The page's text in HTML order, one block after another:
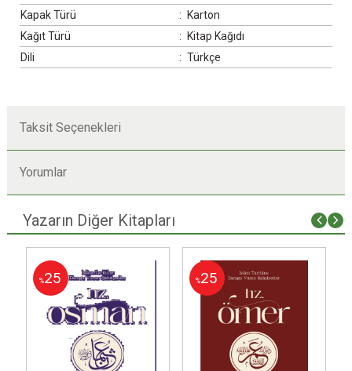
Kapak Türü
:
Karton
Kağıt Türü
:
Kitap Kağıdı
Dili
: Türkçe
Taksit Seçenekleri
Yorumlar
Yazarın Diğer Kitapları
%25 %25